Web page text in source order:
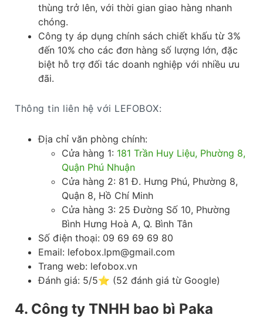
thùng trở lên, với thời gian giao hàng nhanh
chóng.​
Công ty áp dụng chính sách chiết khấu từ 3%
đến 10% cho các đơn hàng số lượng lớn, đặc
biệt hỗ trợ đối tác doanh nghiệp với nhiều ưu
đãi.​
Thông tin liên hệ với LEFOBOX:
Địa chỉ văn phòng chính:
Cửa hàng 1: 181 Trần Huy Liệu, Phường 8,
Quận Phú Nhuận
Cửa hàng 2: 81 Đ. Hưng Phú, Phường 8,
Quận 8, Hồ Chí Minh
Cửa hàng 3: 25 Đường Số 10, Phường
Bình Hưng Hoà A, Q. Bình Tân
Số điện thoại: 09 69 69 69 80
Email: lefobox.lpm@gmail.com​
Trang web: lefobox.vn
Đánh giá: 5/5⭐ (52 đánh giá từ Google)
4. Công ty TNHH bao bì Paka